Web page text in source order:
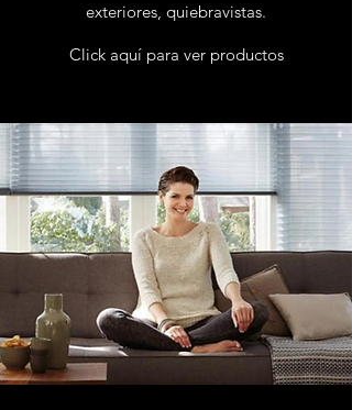
exteriores, quiebravistas.
Click aquí para ver productos